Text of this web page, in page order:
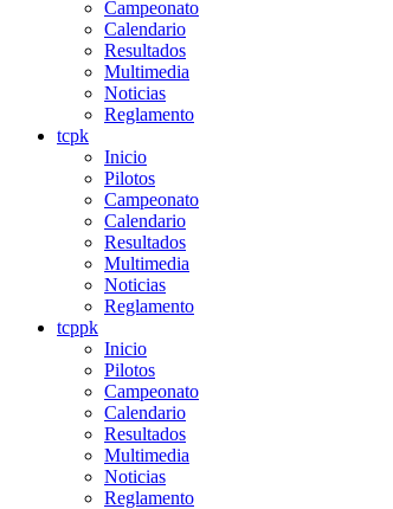
Campeonato
Calendario
Resultados
Multimedia
Noticias
Reglamento
tcpk
Inicio
Pilotos
Campeonato
Calendario
Resultados
Multimedia
Noticias
Reglamento
tcppk
Inicio
Pilotos
Campeonato
Calendario
Resultados
Multimedia
Noticias
Reglamento